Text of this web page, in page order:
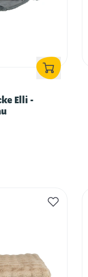
Elli -